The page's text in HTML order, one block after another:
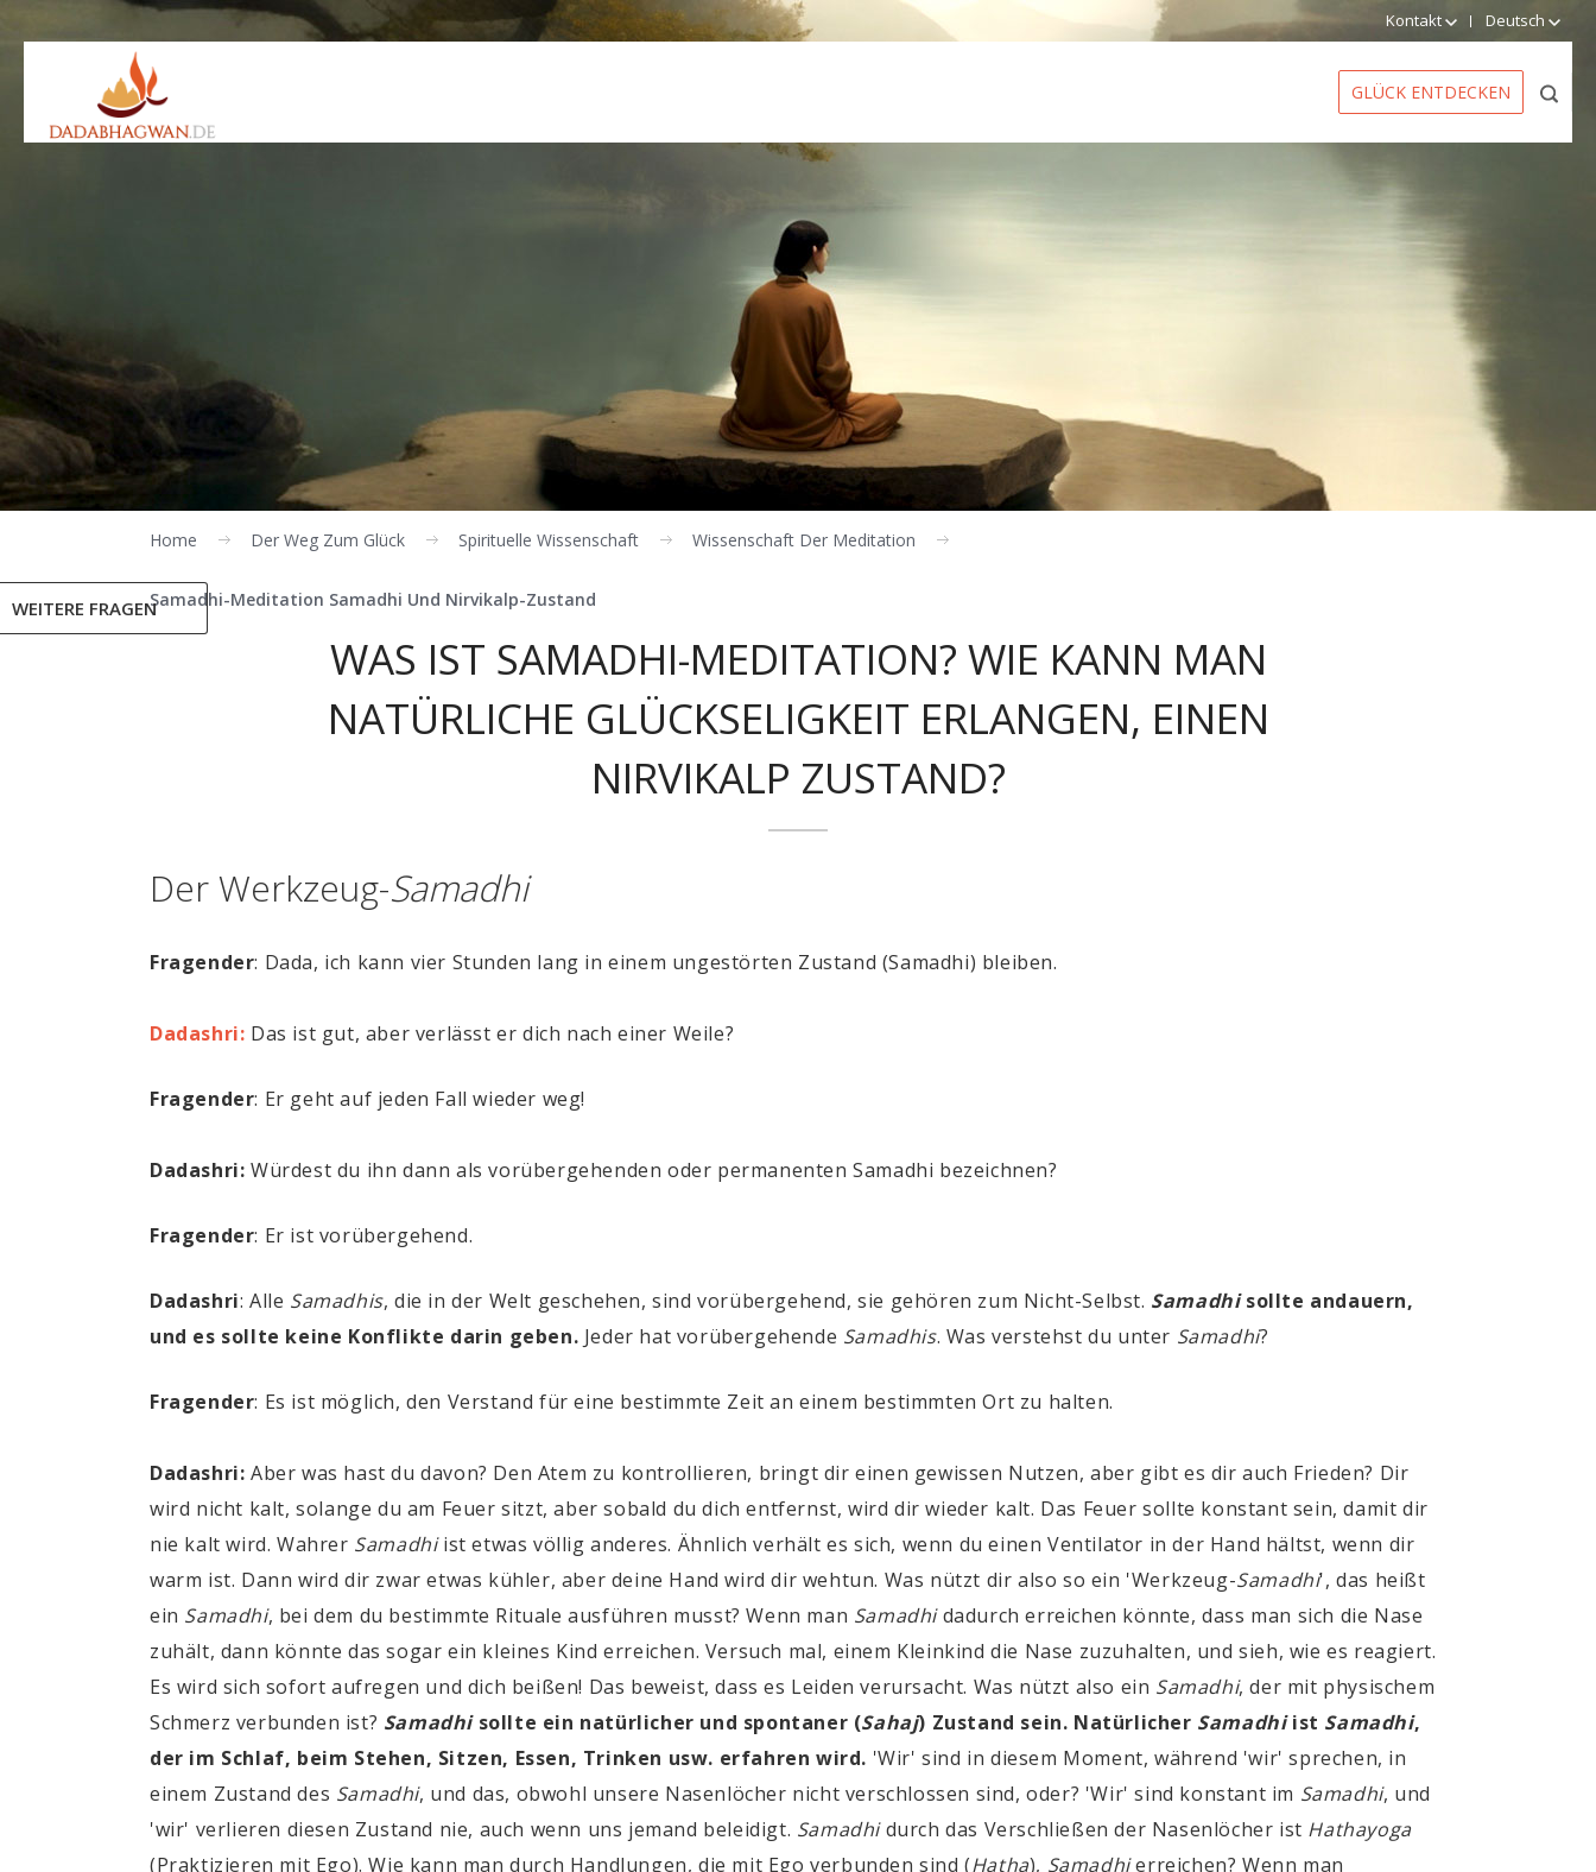
Kontakt Deutsch
GLÜCK ENTDECKEN
WEITERE FRAGEN
Home Der Weg Zum Glück Spirituelle Wissenschaft Wissenschaft Der Meditation
Samadhi-Meditation Samadhi Und Nirvikalp-Zustand
WAS IST SAMADHI-MEDITATION? WIE KANN MAN
NATÜRLICHE GLÜCKSELIGKEIT ERLANGEN, EINEN
NIRVIKALP ZUSTAND?
Der Werkzeug-Samadhi
Fragender: Dada, ich kann vier Stunden lang in einem ungestörten Zustand (Samadhi) bleiben.
Dadashri: Das ist gut, aber verlässt er dich nach einer Weile?
Fragender: Er geht auf jeden Fall wieder weg!
Dadashri: Würdest du ihn dann als vorübergehenden oder permanentenSamadhi bezeichnen?
Fragender: Er ist vorübergehend.
Dadashri: Alle Samadhis, die in der Welt geschehen, sind vorübergehend, sie gehören zum Nicht-Selbst. Samadhisollte andauern,
und es sollte keine Konflikte darin geben. Jeder hat vorübergehende Samadhis. Was verstehst du unter Samadhi?
Fragender: Es ist möglich, den Verstand für eine bestimmte Zeit an einem bestimmten Ort zu halten.
Dadashri: Aber was hast du davon? Den Atem zu kontrollieren, bringt dir einen gewissen Nutzen, aber gibt es dir auch Frieden? Dir
wird nicht kalt, solange du am Feuer sitzt, aber sobald du dich entfernst, wird dir wieder kalt. Das Feuer sollte konstant sein, damit dir
nie kalt wird. Wahrer Samadhiist etwas völlig anderes. Ähnlich verhält es sich, wenn du einen Ventilator in der Hand hältst, wenn dir
warm ist. Dann wird dir zwar etwas kühler, aber deine Hand wird dir wehtun. Was nützt dir also so ein 'Werkzeug-Samadhi', das heißt
ein Samadhi, bei dem du bestimmte Rituale ausführen musst? Wenn man Samadhidadurch erreichen könnte, dass man sich die Nase
zuhält, dann könnte das sogar ein kleines Kind erreichen. Versuch mal, einem Kleinkind die Nase zuzuhalten, und sieh, wie es reagiert.
Es wird sich sofort aufregen und dich beißen! Das beweist, dass es Leiden verursacht. Was nützt also ein Samadhi, der mit physischem
Schmerz verbunden ist? Samadhisollte ein natürlicher und spontaner (Sahaj) Zustand sein. Natürlicher Samadhiist Samadhi,
der im Schlaf, beim Stehen, Sitzen, Essen, Trinken usw. erfahren wird. 'Wir' sind in diesem Moment, während 'wir' sprechen, in
einem Zustand des Samadhi, und das, obwohl unsere Nasenlöcher nicht verschlossen sind, oder? 'Wir' sind konstant im Samadhi, und
'wir' verlieren diesen Zustand nie, auch wenn uns jemand beleidigt. Samadhidurch das Verschließen der Nasenlöcher ist Hathayoga
(Praktizieren mit Ego). Wie kann man durch Handlungen, die mit Ego verbunden sind(Hatha), Samadhierreichen? Wenn man